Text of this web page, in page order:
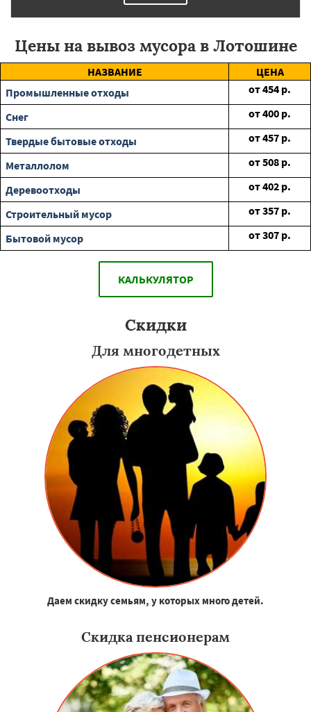
Цены на вывоз мусора в Лотошине
НАЗВАНИЕ
ЦЕНА
Промышленные отходы
от454 р.
Снег
от400 р.
Твердые бытовые отходы
от457 р.
Металлолом
от508 р.
Деревоотходы
от402 р.
Строительный мусор
от357 р.
Бытовой мусор
от307 р.
КАЛЬКУЛЯТОР
Скидки
Для многодетных
Даем скидку семьям, у которых много детей.
Скидка пенсионерам